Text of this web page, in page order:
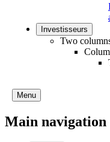
Investisseurs
Two
Menu
Main navigation